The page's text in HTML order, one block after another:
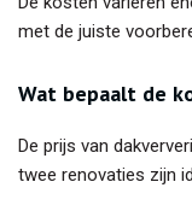
met de juiste
Wat bepaalt de
De prijs van
twee renovaties zijn